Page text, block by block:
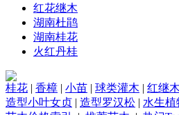
红花继木
湖南杜鹃
湖南桂花
火红丹桂
桂花 | 香樟 | 小苗 | 球类灌木 | 红继
造型小叶女贞 | 造型罗汉松 | 水生植